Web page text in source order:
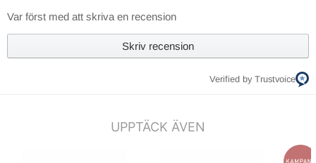
Var först med att skriva en recension
Skriv recension
Verified by Trustvoice
UPPTÄCK ÄVEN